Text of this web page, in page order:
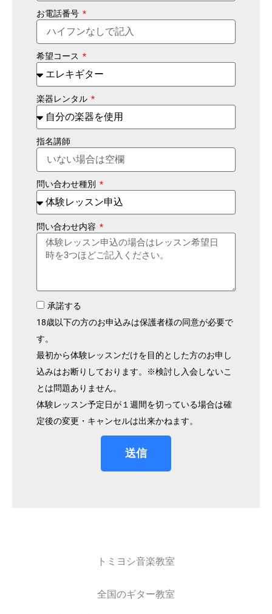
お電話番号
希望コース
楽器レンタル
指名講師
問い合わせ種別
問い合わせ内容
承諾する
18歳以下の方のお申込みは保護者様の同意が必要で
す。
最初から体験レッスンだけを目的とした方のお申し
込みはお断りしております。※検討し入会しないこ
とは問題ありません。
体験レッスン予定日が１週間を切っている場合は確
定後の変更・キャンセルは出来かねます。
送信
トミヨシ音楽教室
全国のギター教室